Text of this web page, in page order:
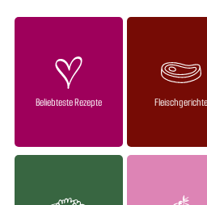
Beliebteste Rezepte Fleischgerichte